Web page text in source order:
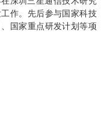
作。先后参与国家科技
国家重点研发计划等项